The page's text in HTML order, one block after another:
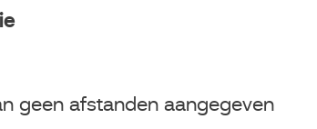
geen afstanden aangegeven